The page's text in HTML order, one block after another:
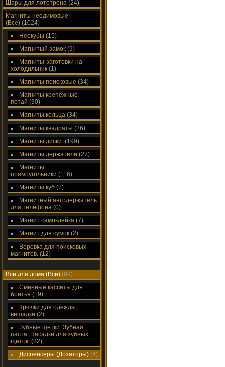
Шары для лототрона (24)
Магниты неодимовые
(Все) (1024)
Неокубы (15)
Магнитый замок (9)
Магниты-заготовки на
холодильник (1)
Магниты поисковые (34)
Магниты крепёжные
потай (30)
Магниты кольца (34)
Магниты квадраты (26)
Магниты диски. (199)
Магниты держатели (27)
Магниты
прямоугольники (116)
Магниты куб (7)
Магнитный автодержатель
для телефона (0)
Магнит самоклейка (7)
Магнит для сумок (2)
Веревка для поисковых
магнитов. (12)
Всё для дома (Все) (89)
Сменные кассеты для
бритья (19)
Крючки для одежды,
вешалки (2)
Зубные щетки. Зубная
паста. Насадки для зубных
щеток. (22)
Диспенсеры (Дозаторы) (4)